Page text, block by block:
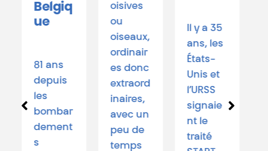
Belgiq
ue
81 ans
depuis
les
bombar
dement
s
oisives
ou
oiseaux,
ordinair
es donc
extraord
inaires,
avec un
peu de
temps
Il y a 35
ans, les
États-
Unis et
l’URSS
signaie
nt le
traité